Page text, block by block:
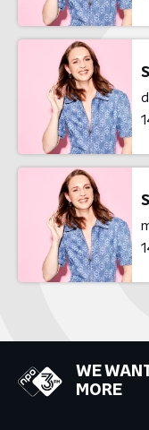
WE
MORE